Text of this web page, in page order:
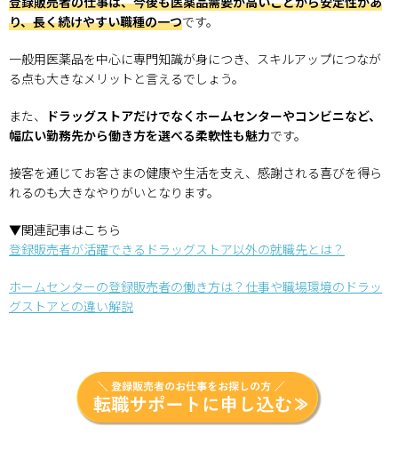
り、長く続けやすい職種の一つです。
一般用医薬品を中心に専門知識が身につき、スキルアップにつなが
る点も大きなメリットと言えるでしょう。
また、 ドラッグストアだけでなくホームセンターやコンビニなど、
幅広い勤務先から働き方を選べる柔軟性も魅力です。
接客を通じてお客さまの健康や生活を支え、感謝される喜びを得ら
れるのも大きなやりがいとなります。
▼関連記事はこちら
登録販売者が活躍できるドラッグストア以外の就職先とは？
ホームセンターの登録販売者の働き方は？仕事や職場環境のドラッ
グストアとの違い解説